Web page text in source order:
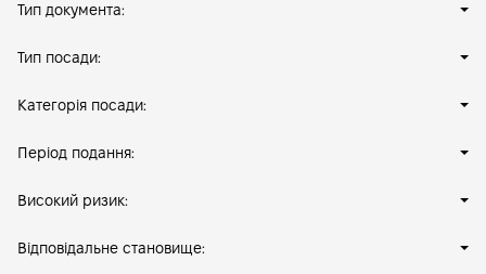
Тип документа:
Тип посади:
Категорія посади:
Період подання:
Високий ризик:
Відповідальне становище: